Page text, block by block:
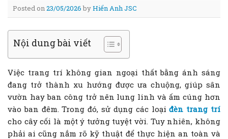
Posted on23/05/2026 byHiển Anh JSC
Nội dung bài viết
Việc trang trí không gian ngoại thất bằng ánh sáng
đang trở thành xu hướng được ưa chuộng, giúp sân
vườn hay ban công trở nên lung linh và ấm cúng hơn
vào ban đêm. Trong đó, sử dụng các loạiđèn trang trí
cho cây cối là một ý tưởng tuyệt vời. Tuy nhiên, không
phải ai cũng nắm rõ kỹ thuật để thực hiện an toàn và